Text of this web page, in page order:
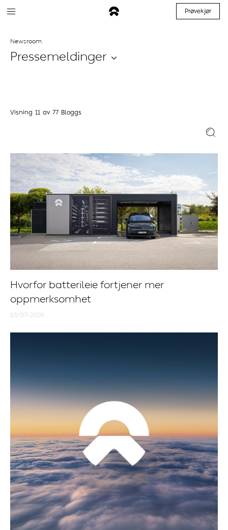
Prøvekjør
Newsroom
Pressemeldinger
Visning 11 av 77 Bloggs
Hvorfor batterileie fortjener mer
oppmerksomhet
03/07/2026